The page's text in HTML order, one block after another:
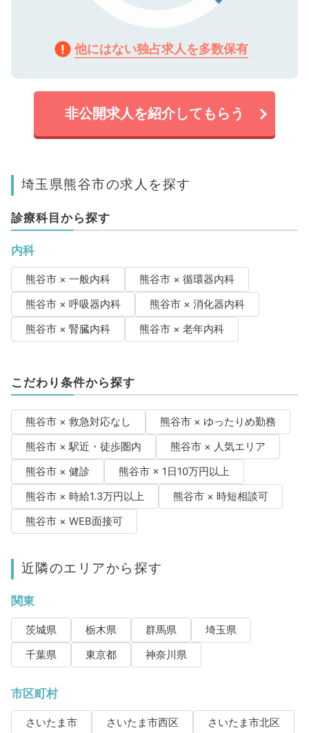
他にはない独占求人を多数保有
非公開求人を紹介してもらう
埼玉県熊谷市の求人を探す
診療科目から探す
内科
熊谷市 × 一般内科
熊谷市 × 循環器内科
熊谷市 × 呼吸器内科
熊谷市 × 消化器内科
熊谷市 × 腎臓内科
熊谷市 × 老年内科
こだわり条件から探す
熊谷市 × 救急対応なし
熊谷市 × ゆったりめ勤務
熊谷市 × 駅近・徒歩圏内
熊谷市 × 人気エリア
熊谷市 × 健診
熊谷市 × 1日10万円以上
熊谷市 × 時給1.3万円以上
熊谷市 × 時短相談可
熊谷市 × WEB面接可
近隣のエリアから探す
関東
茨城県 栃木県 群馬県
埼玉県
千葉県
東京都 神奈川県
市区町村
さいたま市 さいたま市西区
さいたま市北区